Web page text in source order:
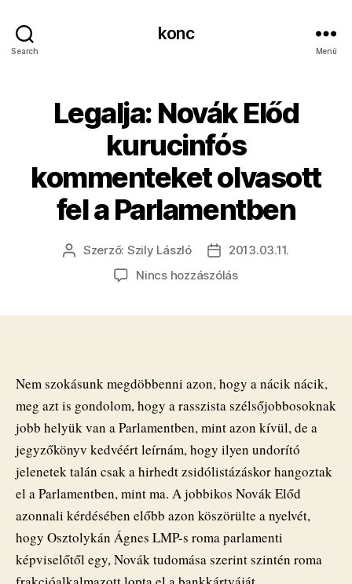
Search
konc
Menü
Legalja: Novák Előd
kurucinfós
kommenteket olvasott
fel a Parlamentben
Bejegyzés
szerzője
Szerző: Szily László
Bejegyzés
dátuma
2013.03.11.
Nincs hozzászólása(z)
olvasott
fel
a
Parlamentben
bejegyzéshez
Nem szokásunk megdöbbenni azon, hogy a nácik nácik,
meg azt is gondolom, hogy a rasszista szélsőjobbosoknak
jobb helyük van a Parlamentben, mint azon kívül, de a
jegyzőkönyv kedvéért leírnám, hogy ilyen undorító
jelenetek talán csak a hirhedt zsidólistázáskor hangoztak
el a Parlamentben, mint ma. A jobbikos Novák Előd
azonnali kérdésében előbb azon köszörülte a nyelvét,
hogy Osztolykán Ágnes LMP-s roma parlamenti
képviselőtől egy, Novák tudomása szerint szintén roma